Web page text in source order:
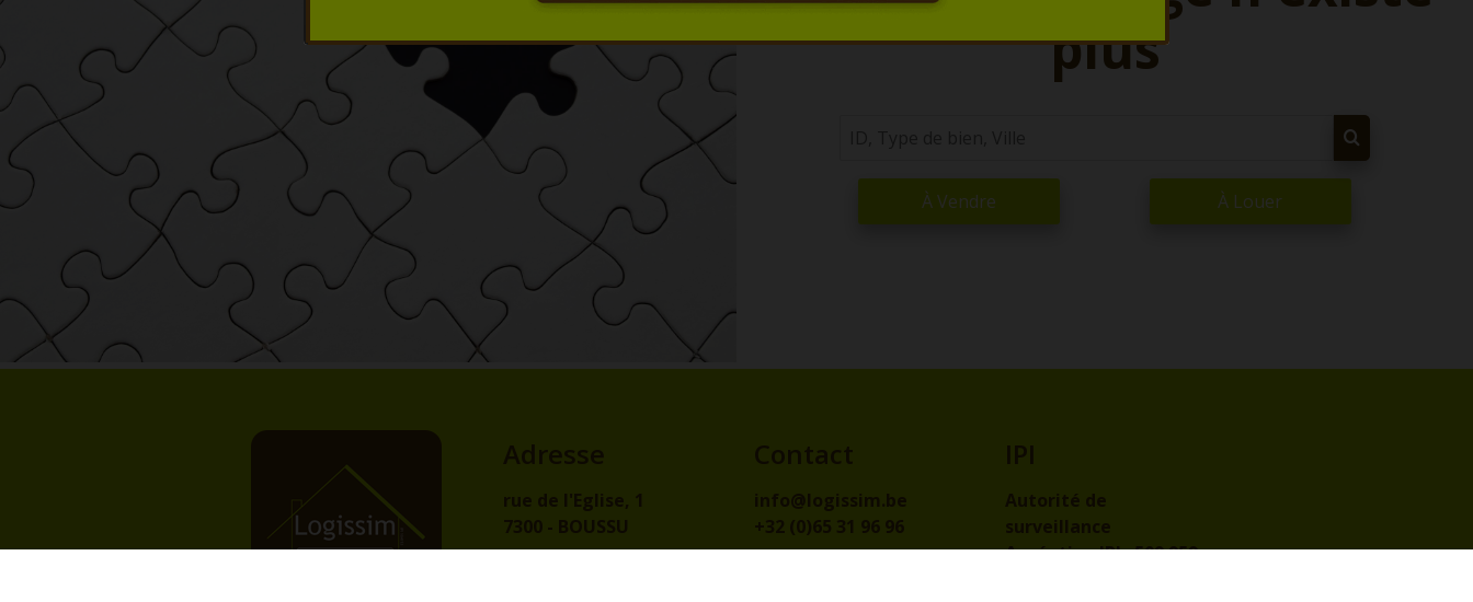
plus
À Vendre À Louer
Adresse
rue de l'Eglise, 1
7300 - BOUSSU
Contact
info@logissim.be
+32 (0)65 31 96 96
IPI
Autorité de
surveillance
Agréation IPI :509.959